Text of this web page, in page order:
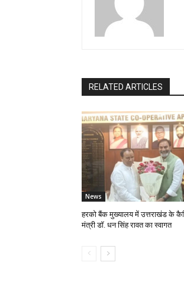
RELATED ARTICLES
News
हरको बैंक मुख्यालय में उत्तराखंड के
मंत्री डॉ. धन सिंह रावत का स्वागत